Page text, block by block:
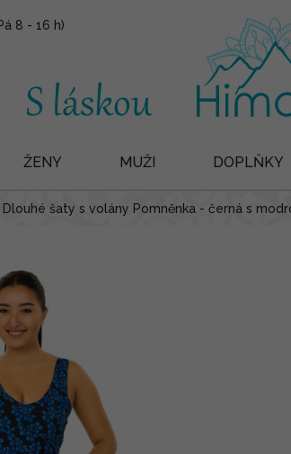
ŽENY MUŽI DOPLŇKY
Dlouhé šaty s volány Pomněnka - černá s